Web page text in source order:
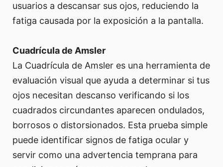
usuarios a descansar sus ojos, reduciendo la
fatiga causada por la exposición a la pantalla.
Cuadrícula de Amsler
La Cuadrícula de Amsler es una herramienta de
evaluación visual que ayuda a determinar si tus
ojos necesitan descanso verificando si los
cuadrados circundantes aparecen ondulados,
borrosos o distorsionados. Esta prueba simple
puede identificar signos de fatiga ocular y
servir como una advertencia temprana para